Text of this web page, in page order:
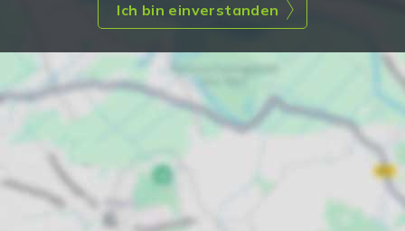
Ich bin einverstanden